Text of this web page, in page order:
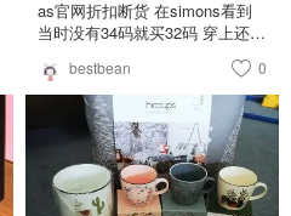
as官网折扣断货 在simons看到
当时没有34码就买32码 穿上还稍
微大一丢丢 有垫肩 配套浅绿色
西裤as官网也断码了 在@24s家
买到了定价就很低还有6折 明年
还能穿出去吧……
bestbean 0